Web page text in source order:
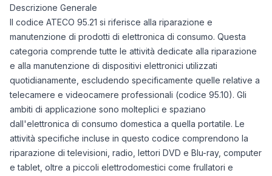
Descrizione Generale
Il codice ATECO 95.21 si riferisce alla riparazione e
manutenzione di prodotti di elettronica di consumo. Questa
categoria comprende tutte le attività dedicate alla riparazione
e alla manutenzione di dispositivi elettronici utilizzati
quotidianamente, escludendo specificamente quelle relative a
telecamere e videocamere professionali (codice 95.10). Gli
ambiti di applicazione sono molteplici e spaziano
dall'elettronica di consumo domestica a quella portatile. Le
attività specifiche incluse in questo codice comprendono la
riparazione di televisioni, radio, lettori DVD e Blu-ray, computer
e tablet, oltre a piccoli elettrodomestici come frullatori e